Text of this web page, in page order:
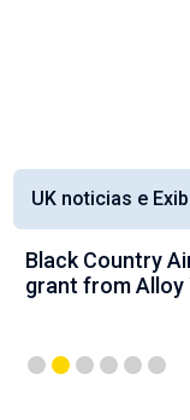
UK noticias e
Black Country
grant from Alloy